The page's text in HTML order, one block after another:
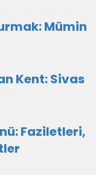
Mümin
Kent: Sivas
Faziletleri,